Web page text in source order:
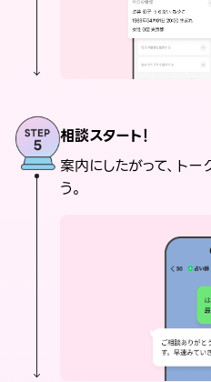
相談スタート！
案内にしたがって、ト
う。